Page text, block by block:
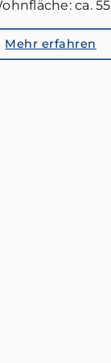
ca.
Mehr erfahren